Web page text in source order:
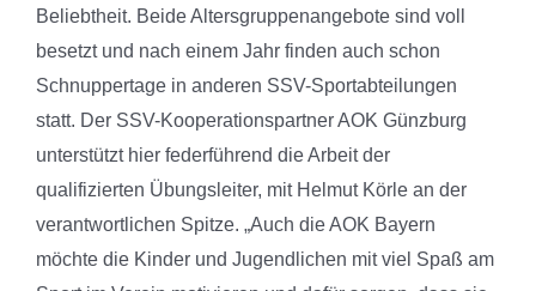
Beliebtheit. Beide Altersgruppenangebote sind voll
besetzt und nach einem Jahr finden auch schon
Schnuppertage in anderen SSV-Sportabteilungen
statt. Der SSV-Kooperationspartner AOK Günzburg
unterstützt hier federführend die Arbeit der
qualifizierten Übungsleiter, mit Helmut Körle an der
verantwortlichen Spitze. „Auch die AOK Bayern
möchte die Kinder und Jugendlichen mit viel Spaß am